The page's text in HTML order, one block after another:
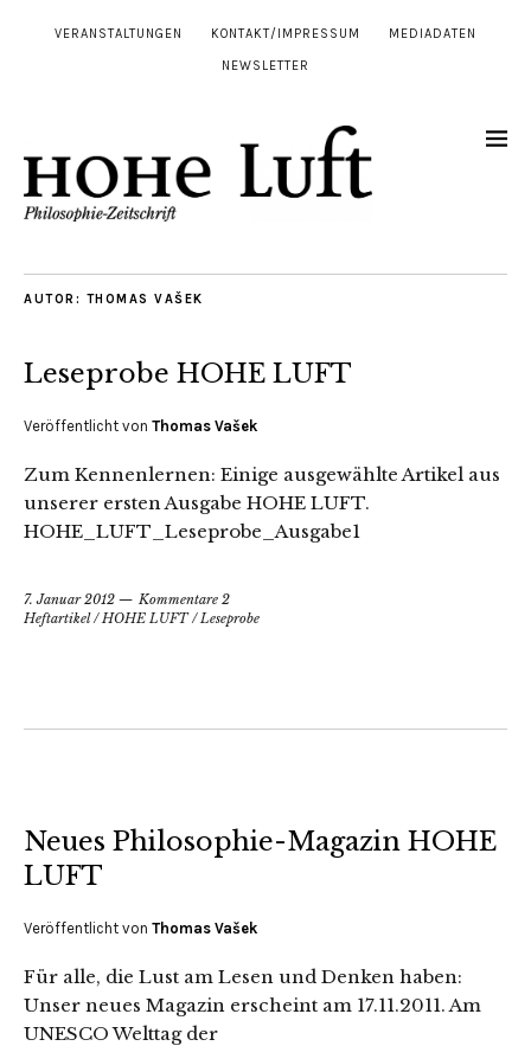
VERANSTALTUNGEN KONTAKT/IMPRESSUM MEDIADATEN
NEWSLETTER
AUTOR: THOMAS VAŠEK
Leseprobe HOHE LUFT
Veröffentlicht von Thomas Vašek
Zum Kennenlernen: Einige ausgewählte Artikel aus
unserer ersten Ausgabe HOHE LUFT.
HOHE_LUFT_Leseprobe_Ausgabe1
7. Januar 2012
Kommentare 2
Heftartikel/HOHE LUFT/Leseprobe
Neues Philosophie-Magazin HOHE
LUFT
Veröffentlicht von Thomas Vašek
Für alle, die Lust am Lesen und Denken haben:
Unser neues Magazin erscheint am 17.11.2011. Am
UNESCO Welttag der